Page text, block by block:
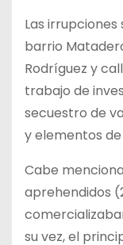
Las
barrio
Rodríguez y
trabajo de
secuestro de
y elementos
Cabe
aprehendidos
su vez, el